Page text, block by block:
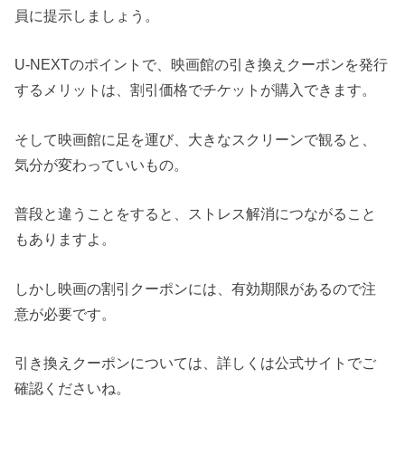
員に提示しましょう。
U-NEXTのポイントで、映画館の引き換えクーポンを発行
するメリットは、割引価格でチケットが購入できます。
そして映画館に足を運び、大きなスクリーンで観ると、
気分が変わっていいもの。
普段と違うことをすると、ストレス解消につながること
もありますよ。
しかし映画の割引クーポンには、有効期限があるので注
意が必要です。
引き換えクーポンについては、詳しくは公式サイトでご
確認くださいね。